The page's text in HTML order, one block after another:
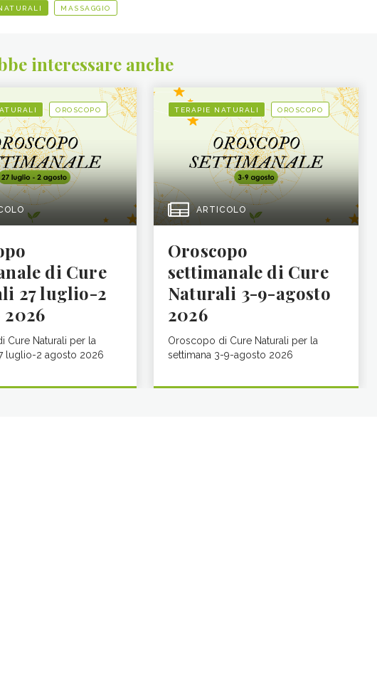
MASSAGGIO
interessare anche
OROSCOPO
di Cure
27 luglio-2
2026
Cure Naturali per la
luglio-2 agosto 2026
TERAPIE NATURALI OROSCOPO
ARTICOLO
Oroscopo
settimanale di Cure
Naturali 3-9-agosto
2026
Oroscopo di Cure Naturali per la
settimana 3-9-agosto 2026